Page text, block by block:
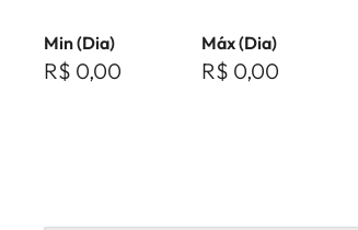
Min (Dia)
R$ 0,00
Máx (Dia)
R$ 0,00